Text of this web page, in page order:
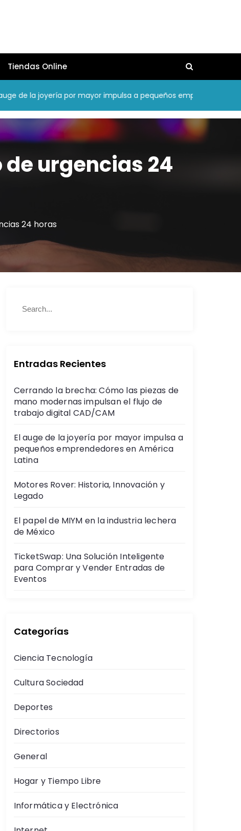
Tiendas Online
la joyería por mayor impulsa a pequeños emprendedores en
urgencias 24
24 horas
h
o
r
:
Entradas Recientes
Cerrando la brecha: Cómo las piezas de
mano modernas impulsan el flujo de
trabajo digital CAD/CAM
El auge de la joyería por mayor impulsa a
pequeños emprendedores en América
Latina
Motores Rover: Historia, Innovación y
Legado
El papel de MIYM en la industria lechera
de México
TicketSwap: Una Solución Inteligente
para Comprar y Vender Entradas de
Eventos
Categorías
Ciencia Tecnología
Cultura Sociedad
Deportes
Directorios
General
Hogar y Tiempo Libre
Informática y Electrónica